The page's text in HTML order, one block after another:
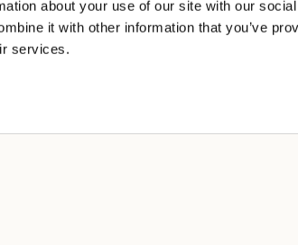
about your use of our site with our
it with other information that you’ve
services.